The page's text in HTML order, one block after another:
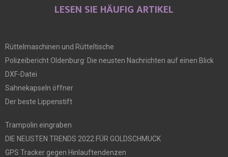
LESEN SIE HÄUFIG ARTIKEL
Rüttelmaschinen und Rütteltische
Polizeibericht Oldenburg: Die neusten Nachrichten auf einen Blick
DXF-Datei
Sahnekapseln öffner
Der beste Lippenstift
Trampolin eingraben
DIE NEUSTEN TRENDS 2022 FÜR GOLDSCHMUCK
GPS Tracker gegen Hinlauftendenzen